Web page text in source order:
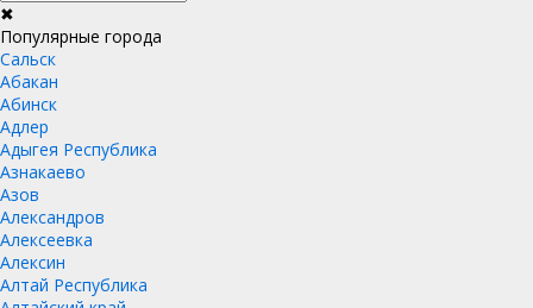
✖
Популярные города
Cальск
Абакан
Абинск
Адлер
Адыгея Республика
Азнакаево
Азов
Александров
Алексеевка
Алексин
Алтай Республика